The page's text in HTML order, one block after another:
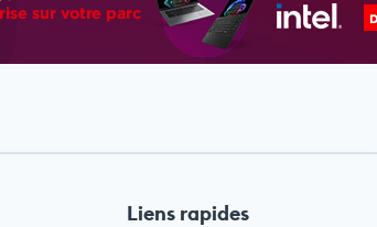
Liens rapides